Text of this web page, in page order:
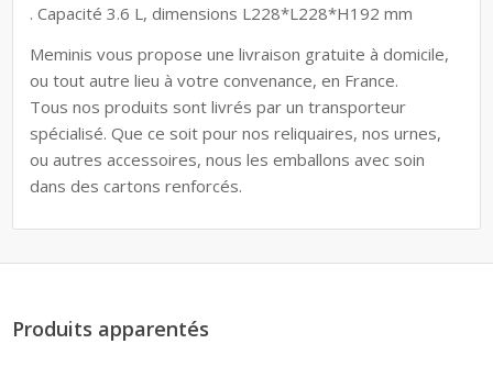
. Capacité 3.6 L, dimensions L228*L228*H192 mm
Meminis vous propose une livraison gratuite à domicile,
ou tout autre lieu à votre convenance, en France.
Tous nos produits sont livrés par un transporteur
spécialisé. Que ce soit pour nos reliquaires, nos urnes,
ou autres accessoires, nous les emballons avec soin
dans des cartons renforcés.
Produits apparentés